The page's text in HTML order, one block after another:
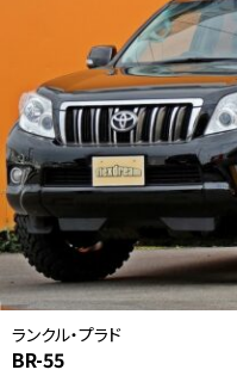
ランクル・プラド
BR-55